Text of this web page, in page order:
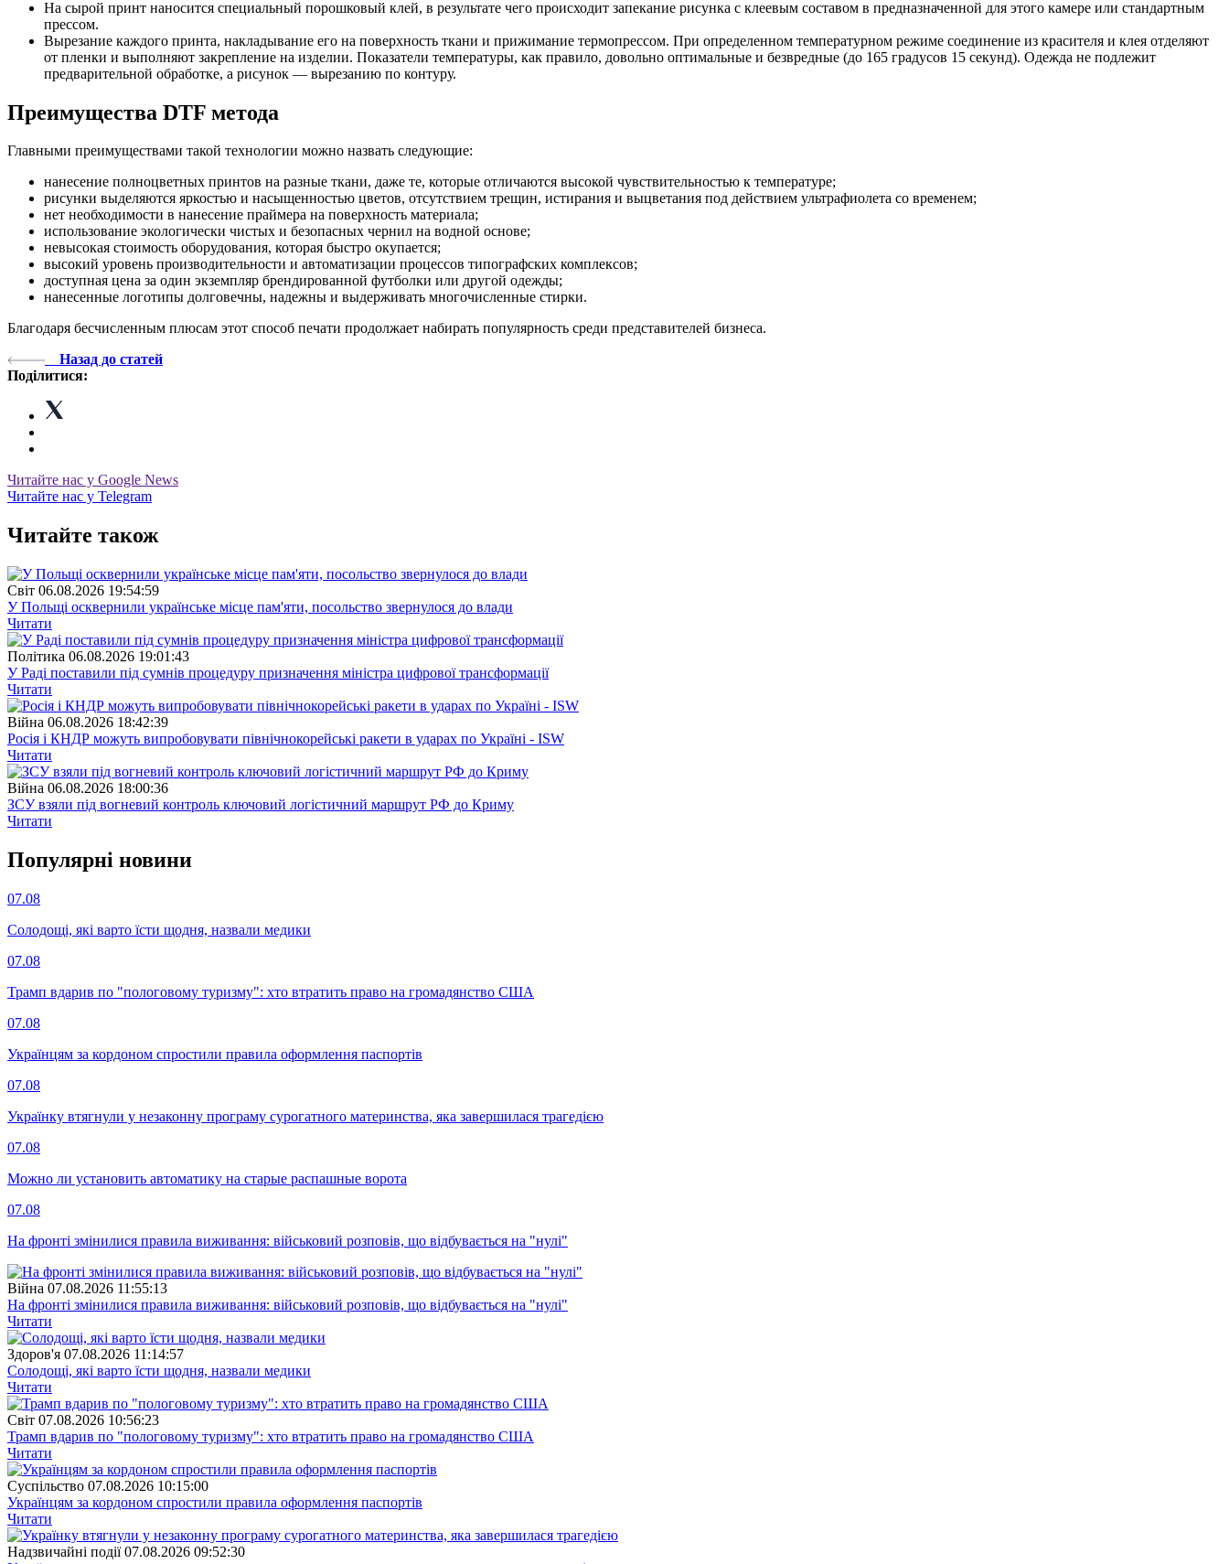
На сырой принт наносится специальный порошковый клей, в результате чего происходит запекание рисунка с клеевым составом в предназначенной для этого камере или стандартным
прессом.
Вырезание каждого принта, накладывание его на поверхность ткани и прижимание термопрессом. При определенном температурном режиме соединение из красителя и клея отделяют
от пленки и выполняют закрепление на изделии. Показатели температуры, как правило, довольно оптимальные и безвредные (до 165 градусов 15 секунд). Одежда не подлежит
предварительной обработке, а рисунок — вырезанию по контуру.
Преимущества DTF метода
Главными преимуществами такой технологии можно назвать следующие:
нанесение полноцветных принтов на разные ткани, даже те, которые отличаются высокой чувствительностью к температуре;
рисунки выделяются яркостью и насыщенностью цветов, отсутствием трещин, истирания и выцветания под действием ультрафиолета со временем;
нет необходимости в нанесение праймера на поверхность материала;
использование экологически чистых и безопасных чернил на водной основе;
невысокая стоимость оборудования, которая быстро окупается;
высокий уровень производительности и автоматизации процессов типографских комплексов;
доступная цена за один экземпляр брендированной футболки или другой одежды;
нанесенные логотипы долговечны, надежны и выдерживать многочисленные стирки.
Благодаря бесчисленным плюсам этот способ печати продолжает набирать популярность среди представителей бизнеса.
Назад до статей
Поділитися:
Читайте нас у Google News
Читайте нас у Telegram
Читайте також
Свiт 06.08.2026 19:54:59
У Польщі осквернили українське місце пам'яти, посольство звернулося до влади
Читати
Полiтика 06.08.2026 19:01:43
У Раді поставили під сумнів процедуру призначення міністра цифрової трансформації
Читати
Війна 06.08.2026 18:42:39
Росія і КНДР можуть випробовувати північнокорейські ракети в ударах по Україні - ISW
Читати
Війна 06.08.2026 18:00:36
ЗСУ взяли під вогневий контроль ключовий логістичний маршрут РФ до Криму
Читати
Популярнi новини
07.08
Солодощі, які варто їсти щодня, назвали медики
07.08
Трамп вдарив по "пологовому туризму": хто втратить право на громадянство США
07.08
Українцям за кордоном спростили правила оформлення паспортів
07.08
Українку втягнули у незаконну програму сурогатного материнства, яка завершилася трагедією
07.08
Можно ли установить автоматику на старые распашные ворота
07.08
На фронті змінилися правила виживання: військовий розповів, що відбувається на "нулі"
Війна 07.08.2026 11:55:13
На фронті змінилися правила виживання: військовий розповів, що відбувається на "нулі"
Читати
Здоров'я 07.08.2026 11:14:57
Солодощі, які варто їсти щодня, назвали медики
Читати
Свiт 07.08.2026 10:56:23
Трамп вдарив по "пологовому туризму": хто втратить право на громадянство США
Читати
Суспiльство 07.08.2026 10:15:00
Українцям за кордоном спростили правила оформлення паспортів
Читати
Надзвичайні події 07.08.2026 09:52:30